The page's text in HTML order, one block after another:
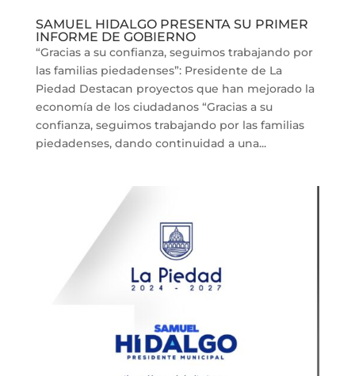
SAMUEL HIDALGO PRESENTA SU PRIMER
INFORME DE GOBIERNO
“Gracias a su confianza, seguimos trabajando por
las familias piedadenses”: Presidente de La
Piedad Destacan proyectos que han mejorado la
economía de los ciudadanos “Gracias a su
confianza, seguimos trabajando por las familias
piedadenses, dando continuidad a una...